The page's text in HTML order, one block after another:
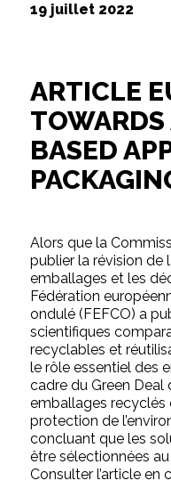
19 juillet 2022
ARTICLE
TOWARDS
BASED
Alors que la
publier la révision de
emballages et les
Fédération
ondulé (FEFCO) a
scientifiques
recyclables et
le rôle essentiel des
cadre du Green Deal
emballages recyclés
protection de
concluant que les
être sélectionnées
Consulter l’article en